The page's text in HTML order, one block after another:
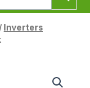
Inverters